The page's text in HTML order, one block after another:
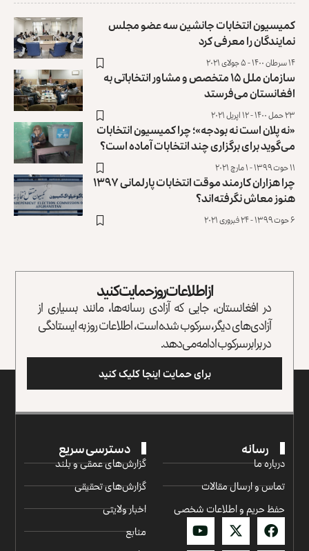
کمیسیون انتخابات جانشین سه عضو مجلس
نمایندگان را معرفی کرد
۱۴ سرطان ۱۴۰۰ - ۵ جولای ۲۰۲۱
سازمان ملل ۱۵ متخصص و مشاور انتخاباتی به
افغانستان می‌فرستد
۲۳ حمل ۱۴۰۰ - ۱۲ اپریل ۲۰۲۱
«نه پلان است نه بودجه»؛ چرا کمیسیون انتخابات
می‌گوید برای برگزاری چند انتخابات آماده است؟
۱۱ حوت ۱۳۹۹ - ۱ مارچ ۲۰۲۱
چرا هزاران کارمند موقت انتخابات پارلمانی ۱۳۹۷
هنوز معاش نگرفته‌اند؟
۶ حوت ۱۳۹۹ - ۲۴ فبروری ۲۰۲۱
از اطلاعات روز حمایت کنید
در افغانستان، جایی که آزادی رسانه‌ها، مانند بسیاری از
آزادی‌های دیگر، سرکوب شده است، اطلاعات روز به ایستادگی
در برابر سرکوب ادامه می‌دهد.
برای حمایت اینجا کلیک کنید
رسانه
درباره ما
تماس و ارسال مقالات
حفظ حریم و اطلاعات شخصی
دسترسی سریع
گزارش‌‌های عمقی و بلند
گزارش‌های تحقیقی
اخبار ولایتی
منابع